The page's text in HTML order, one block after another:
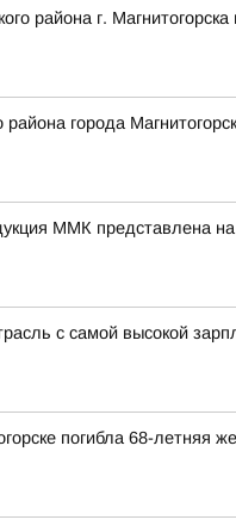
района г.
района города
ММК представлена
с самой высокой
погибла 68-летняя